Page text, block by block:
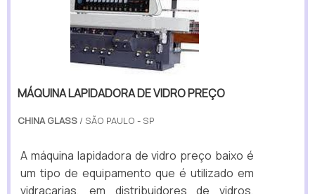
MÁQUINA LAPIDADORA DE VIDRO PREÇO
CHINA GLASS / SÃO PAULO - SP
A máquina lapidadora de vidro preço baixo é
um tipo de equipamento que é utilizado em
vidraçarias, em distribuidores de vidros,